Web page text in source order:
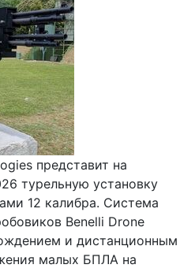
представит на
турельную установку
12 калибра. Система
Benelli Drone
и дистанционным
малых БПЛА на